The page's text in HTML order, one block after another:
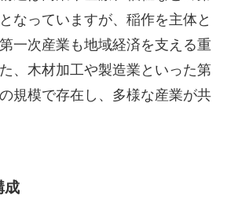
なっていますが、稲作を主体と
一次産業も地域経済を支える重
、木材加工や製造業といった第
規模で存在し、多様な産業が共
成